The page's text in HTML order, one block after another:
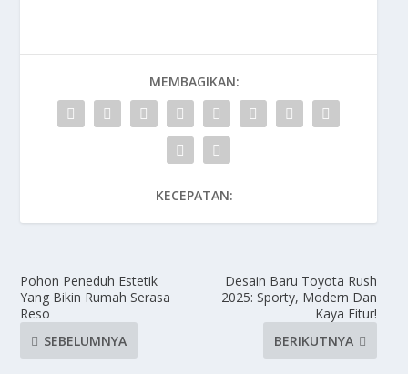
MEMBAGIKAN:
KECEPATAN:
Pohon Peneduh Estetik
Yang Bikin Rumah Serasa
Reso
SEBELUMNYA
Desain Baru Toyota Rush
2025: Sporty, Modern Dan
Kaya Fitur!
BERIKUTNYA